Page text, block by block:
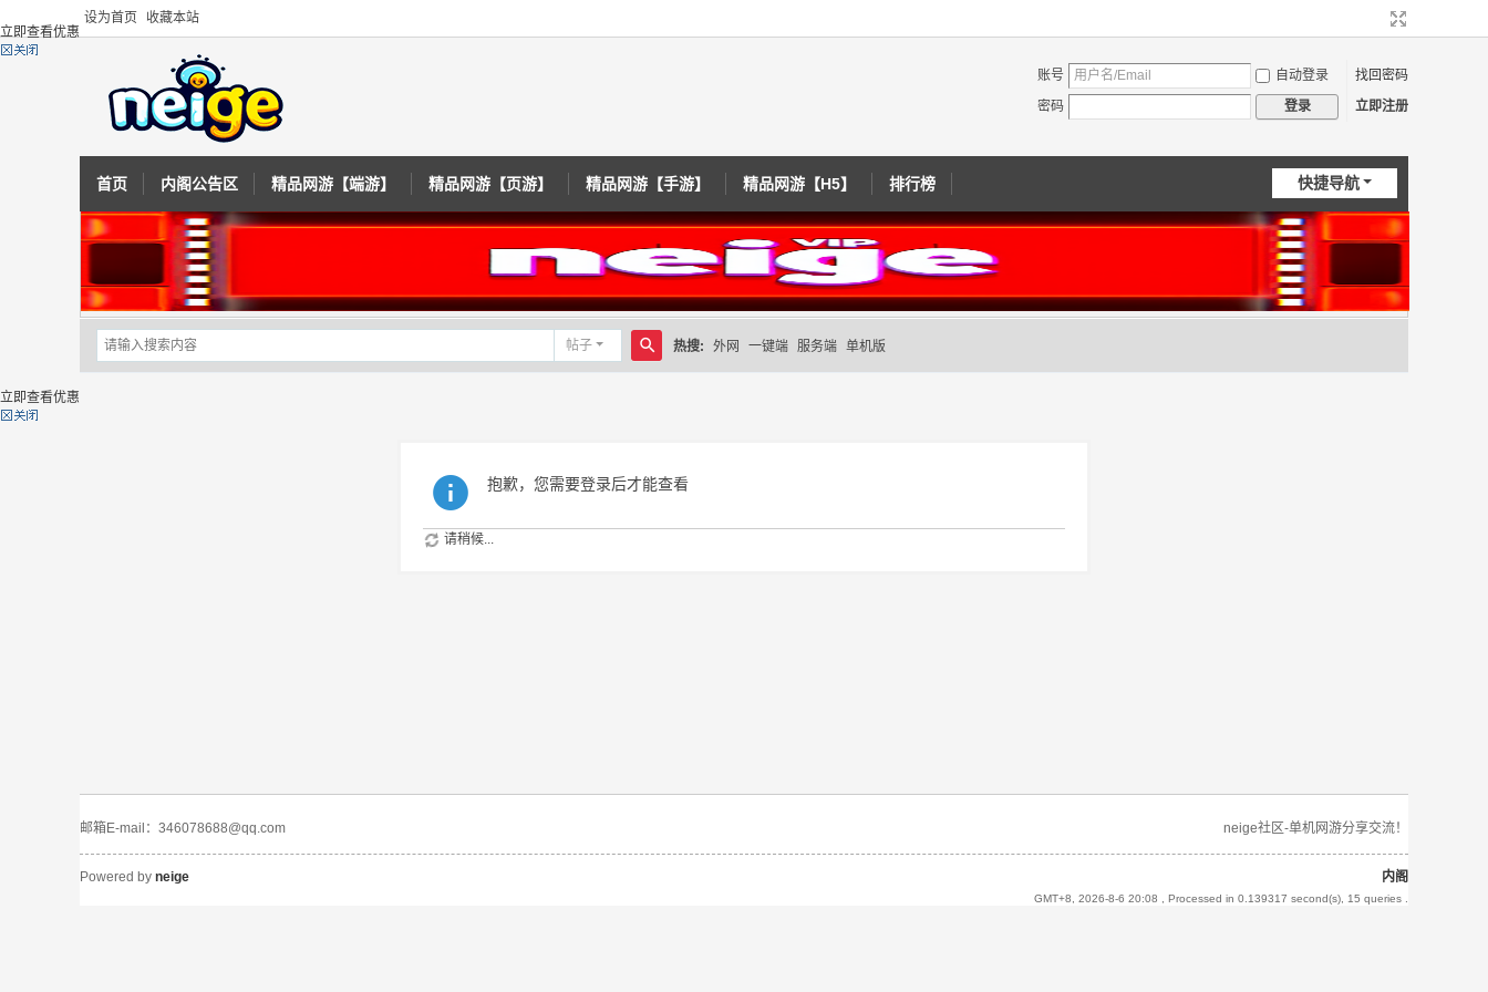
设为首页 收藏本站
账号 自动登录
找回密码
密码
登录 立即注册
快捷导航
首页 内阁公告区 精品网游【端游】 精品网游【页游】 精品网游【手游】 精品网游【H5】 排行榜
帖子
搜
热搜: 外网 一键端 服务端 单机版
抱歉，您需要登录后才能查看
请稍候...
立即查看优惠
立即查看优惠
邮箱E-mail：346078688@qq.com neige社区-单机网游分享交流！
内阁
GMT+8, 2026-8-6 20:08 , Processed in 0.139317 second(s), 15 queries .
Powered by neige